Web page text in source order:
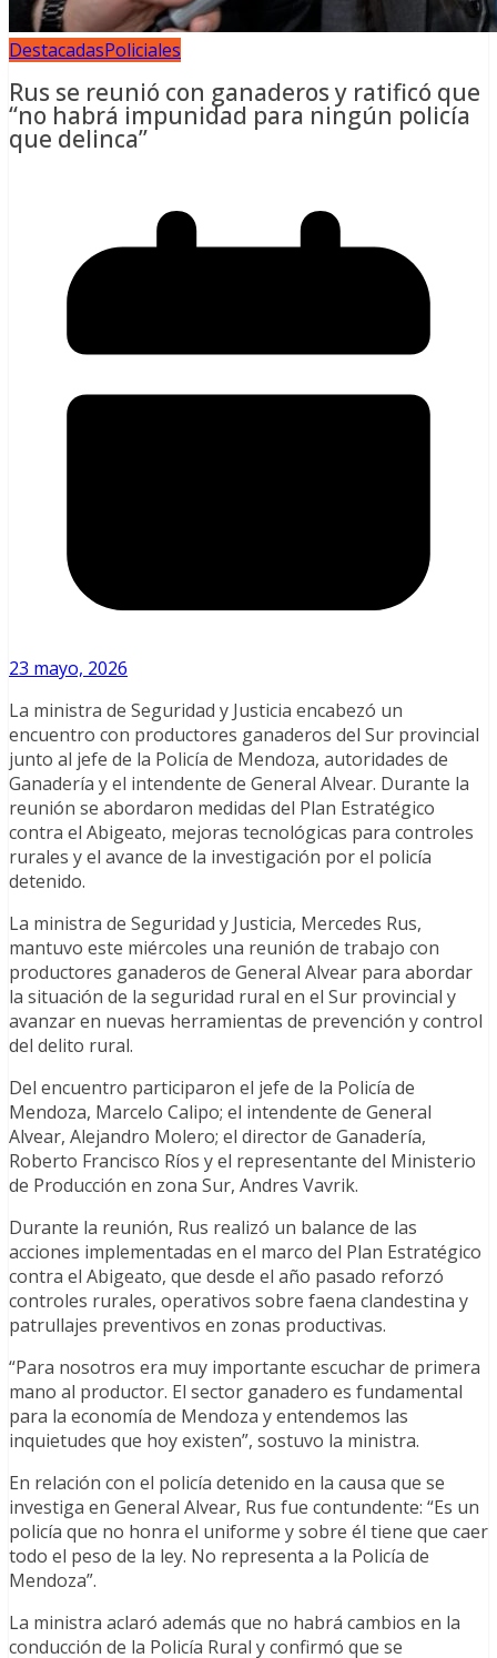
DestacadasPoliciales
Rus se reunió con ganaderos y ratificó que
“no habrá impunidad para ningún policía
que delinca”
23 mayo, 2026
La ministra de Seguridad y Justicia encabezó un
encuentro con productores ganaderos del Sur provincial
junto al jefe de la Policía de Mendoza, autoridades de
Ganadería y el intendente de General Alvear. Durante la
reunión se abordaron medidas del Plan Estratégico
contra el Abigeato, mejoras tecnológicas para controles
rurales y el avance de la investigación por el policía
detenido.
La ministra de Seguridad y Justicia, Mercedes Rus,
mantuvo este miércoles una reunión de trabajo con
productores ganaderos de General Alvear para abordar
la situación de la seguridad rural en el Sur provincial y
avanzar en nuevas herramientas de prevención y control
del delito rural.
Del encuentro participaron el jefe de la Policía de
Mendoza, Marcelo Calipo; el intendente de General
Alvear, Alejandro Molero; el director de Ganadería,
Roberto Francisco Ríos y el representante del Ministerio
de Producción en zona Sur, Andres Vavrik.
Durante la reunión, Rus realizó un balance de las
acciones implementadas en el marco del Plan Estratégico
contra el Abigeato, que desde el año pasado reforzó
controles rurales, operativos sobre faena clandestina y
patrullajes preventivos en zonas productivas.
“Para nosotros era muy importante escuchar de primera
mano al productor. El sector ganadero es fundamental
para la economía de Mendoza y entendemos las
inquietudes que hoy existen”, sostuvo la ministra.
En relación con el policía detenido en la causa que se
investiga en General Alvear, Rus fue contundente: “Es un
policía que no honra el uniforme y sobre él tiene que caer
todo el peso de la ley. No representa a la Policía de
Mendoza”.
La ministra aclaró además que no habrá cambios en la
conducción de la Policía Rural y confirmó que se